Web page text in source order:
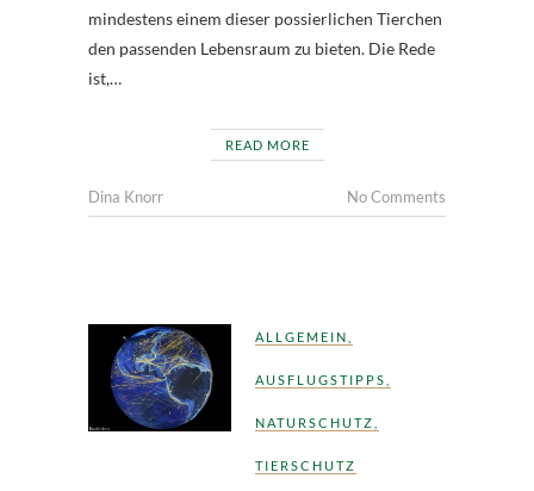
mindestens einem dieser possierlichen Tierchen
den passenden Lebensraum zu bieten. Die Rede
ist,…
READ MORE
Dina Knorr No Comments
ALLGEMEIN
AUSFLUGSTIPPS
NATURSCHUTZ
TIERSCHUTZ